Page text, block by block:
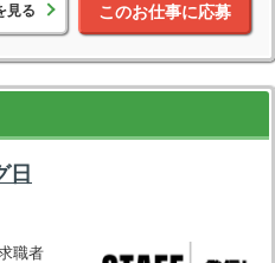
見る このお仕事に応募
日
職者